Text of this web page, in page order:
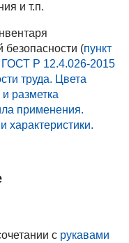
и т.п.
безопасности (пункт
ГОСТ Р 12.4.026-2015
труда. Цвета
разметка
применения.
характеристики.
с рукавами